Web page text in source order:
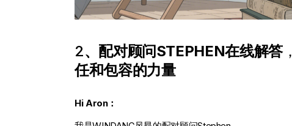
2、配对顾问STEPHEN在线解答，
任和包容的力量
Hi Aron：